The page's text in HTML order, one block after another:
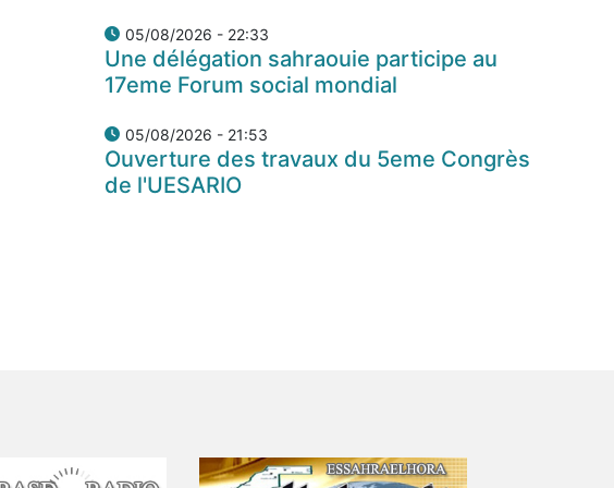
05/08/2026 - 22:33
Une délégation sahraouie participe au
17eme Forum social mondial
05/08/2026 - 21:53
Ouverture des travaux du 5eme Congrès
de l'UESARIO